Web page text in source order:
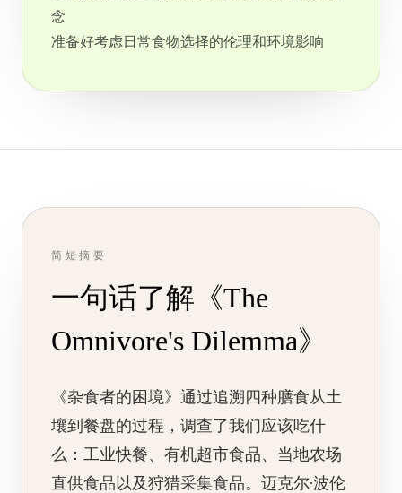
念
准备好考虑日常食物选择的伦理和环境影响
简短摘要
一句话了解《The
Omnivore's Dilemma》
《杂食者的困境》通过追溯四种膳食从土
壤到餐盘的过程，调查了我们应该吃什
么：工业快餐、有机超市食品、当地农场
直供食品以及狩猎采集食品。迈克尔·波伦